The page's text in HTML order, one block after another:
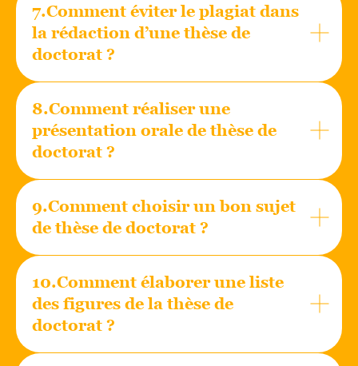
7.Comment éviter le plagiat dans
la rédaction d’une thèse de
doctorat ?
8.Comment réaliser une
présentation orale de thèse de
doctorat ?
9.Comment choisir un bon sujet
de thèse de doctorat ?
10.Comment élaborer une liste
des figures de la thèse de
doctorat ?